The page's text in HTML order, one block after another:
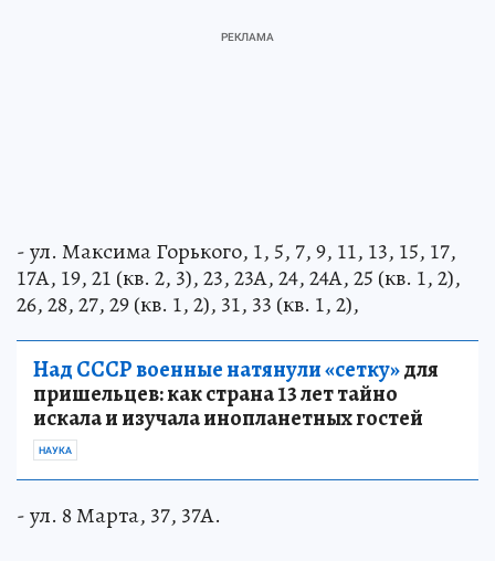
- ул. Максима Горького, 1, 5, 7, 9, 11, 13, 15, 17,
17А, 19, 21 (кв. 2, 3), 23, 23А, 24, 24А, 25 (кв. 1, 2),
26, 28, 27, 29 (кв. 1, 2), 31, 33 (кв. 1, 2),
Над СССР военные натянули «сетку»для
пришельцев: как страна 13 лет тайно
искала и изучала инопланетных гостей
НАУКА
- ул. 8 Марта, 37, 37А.